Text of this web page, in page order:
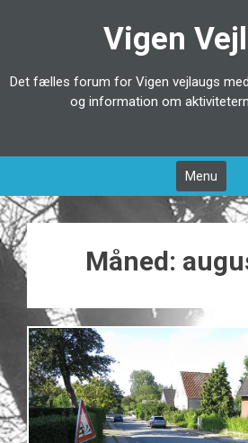
Vigen
Det fælles forum for Vigen vejlaugs
og information om
Menu
Måned: